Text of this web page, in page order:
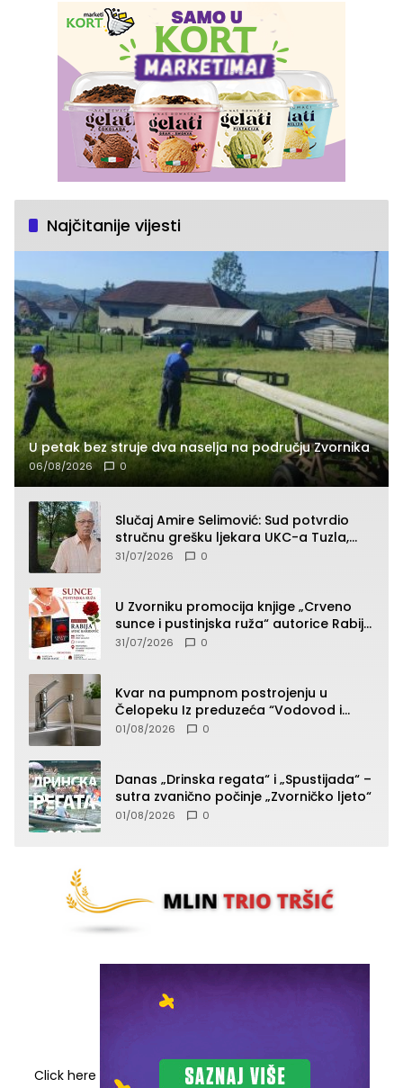
Najčitanije vijesti
U petak bez struje dva naselja na području Zvornika
06/08/2026 0
Slučaj Amire Selimović: Sud potvrdio
stručnu grešku ljekara UKC-a Tuzla,
presudan dokaz ostala obdukcija
31/07/2026 0
U Zvorniku promocija knjige „Crveno
sunce i pustinjska ruža“ autorice Rabije
Avdić-Hamidović
31/07/2026 0
Kvar na pumpnom postrojenju u
Čelopeku Iz preduzeća “Vodovod i
komunalije”
01/08/2026 0
Danas „Drinska regata“ i „Spustijada“ –
sutra zvanično počinje „Zvorničko ljeto“
01/08/2026 0
Click here